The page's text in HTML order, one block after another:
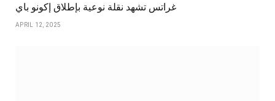
غراتس تشهد نقلة نوعية بإطلاق إكونو باي
APRIL 12, 2025